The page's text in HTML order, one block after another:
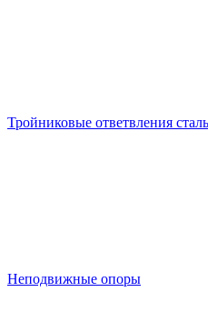
Тройниковые ответвления
Неподвижные опоры